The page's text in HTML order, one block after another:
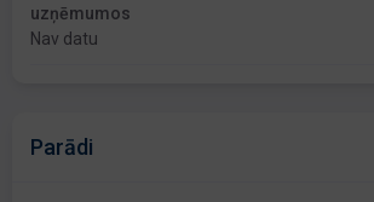
uzņēmumos
Nav datu
Parādi